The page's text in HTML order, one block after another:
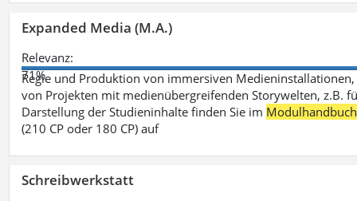
Expanded Media (M.A.)
Relevanz:
71%
Regie und Produktion von immersiven
von Projekten mit medienübergreifenden Storywelten, z.B.
Darstellung der Studieninhalte finden Sie im Modulhandbuch
(210 CP oder 180 CP) auf
Schreibwerkstatt